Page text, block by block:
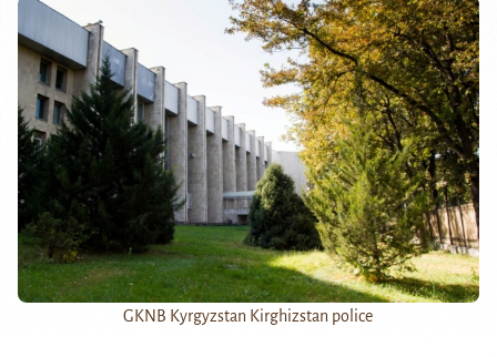
GKNB Kyrgyzstan Kirghizstan police